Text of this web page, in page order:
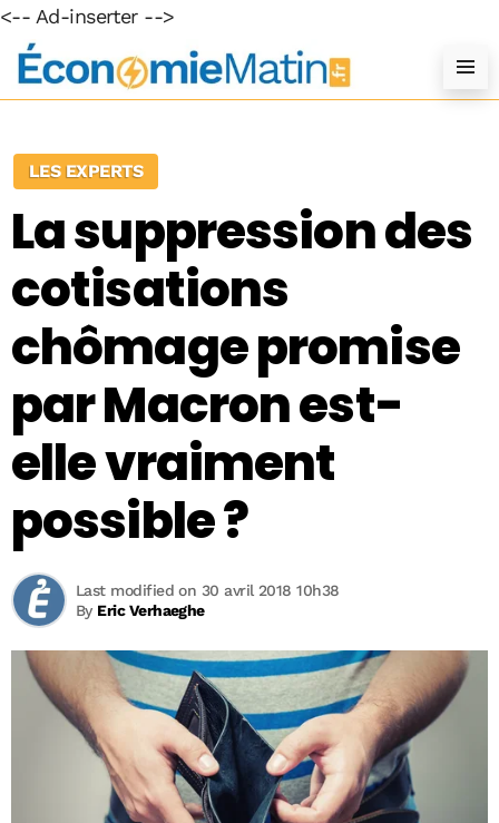
<-- Ad-inserter -->
LES EXPERTS
La suppression des
cotisations
chômage promise
par Macron est-
elle vraiment
possible ?
By Eric Verhaeghe
Last modified on 30 avril 2018 10h38